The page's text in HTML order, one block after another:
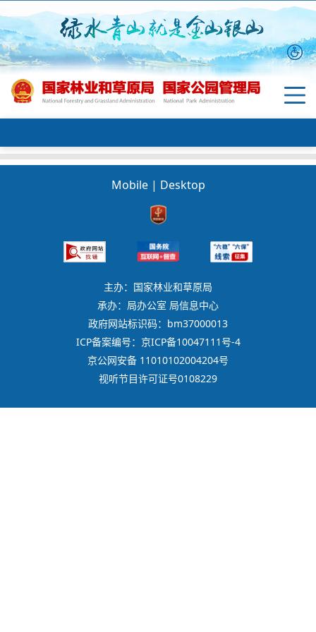
Mobile | Desktop
主办：国家林业和草原局
承办：局办公室 局信息中心
政府网站标识码：bm37000013
ICP备案编号：京ICP备10047111号-4
京公网安备 11010102004204号
视听节目许可证号0108229